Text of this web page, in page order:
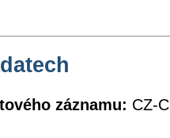
záznamu: CZ-